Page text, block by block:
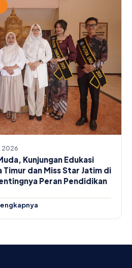
2026
Kunjungan Edukasi
Timur dan Miss Star Jatim di
Peran Pendidikan